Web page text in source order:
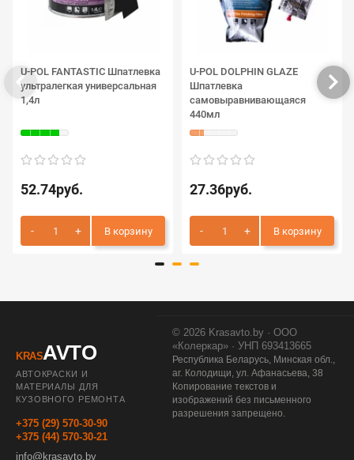
U-POL FANTASTIC Шпатлевка
ультралегкая универсальная
1,4л
52.74руб.
В корзину
U-POL DOLPHIN GLAZE
Шпатлевка
самовыравнивающаяся
440мл
27.36руб.
В корзину
KRASAVTO
АВТОКРАСКИ И
МАТЕРИАЛЫ ДЛЯ
КУЗОВНОГО РЕМОНТА
+375 (29) 570-30-90
+375 (44) 570-30-21
info@krasavto.by
© 2026 Krasavto.by · ООО
«Колеркар» · УНП 693413665
Республика Беларусь, Минская обл.,
аг. Колодищи, ул. Афанасьева, 38
Копирование текстов и
изображений без письменного
разрешения запрещено.